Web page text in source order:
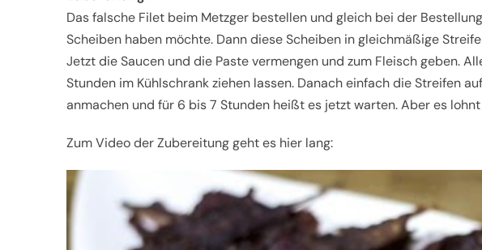
Das falsche Filet beim Metzger bestellen und gleich bei der
Scheiben haben möchte. Dann diese Scheiben in gleichmäßige
Jetzt die Saucen und die Paste vermengen und zum Fleisch geben.
Stunden im Kühlschrank ziehen lassen. Danach einfach die Streifen
anmachen und für 6 bis 7 Stunden heißt es jetzt warten. Aber es
Zum Video der Zubereitung geht es hier lang: